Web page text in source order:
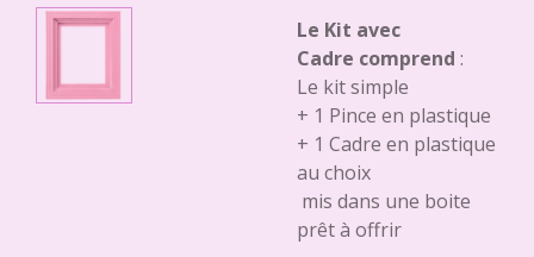
Le Kit avec
Cadre comprend :
Le kit simple
+ 1 Pince en plastique
+ 1 Cadre en plastique
au choix
mis dans une boite
prêt à offrir